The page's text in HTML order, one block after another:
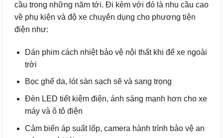
cầu trong những năm tới. Đi kèm với đó là nhu cầu cao
về phụ kiện và độ xe chuyên dụng cho phương tiện
điện như:
Dán phim cách nhiệt bảo vệ nội thất khi để xe ngoài
trời
Bọc ghế da, lót sàn sạch sẽ và sang trọng
Đèn LED tiết kiệm điện, ánh sáng mạnh hơn cho xe
máy và ô tô điện
Cảm biến áp suất lốp, camera hành trình bảo vệ an